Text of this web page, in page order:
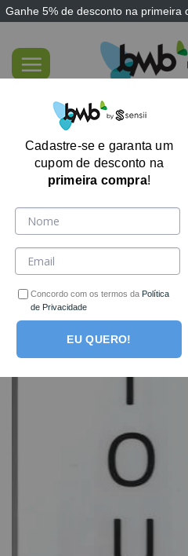
Ganhe 5% de desconto na primeira
content
Jogo Terapêutico
Cadastre-se e garanta um
cupom de desconto na
primeira compra!
Concordo com os termos da Política
de Privacidade
EU QUERO!